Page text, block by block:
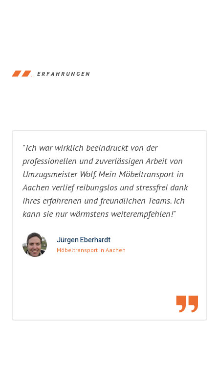
ERFAHRUNGEN
"Ich war wirklich beeindruckt von der
professionellen und zuverlässigen Arbeit von
Umzugsmeister Wolf. Mein Möbeltransport in
Aachen verlief reibungslos und stressfrei dank
ihres erfahrenen und freundlichen Teams. Ich
kann sie nur wärmstens weiterempfehlen!"
Jürgen Eberhardt
Möbeltransport in Aachen